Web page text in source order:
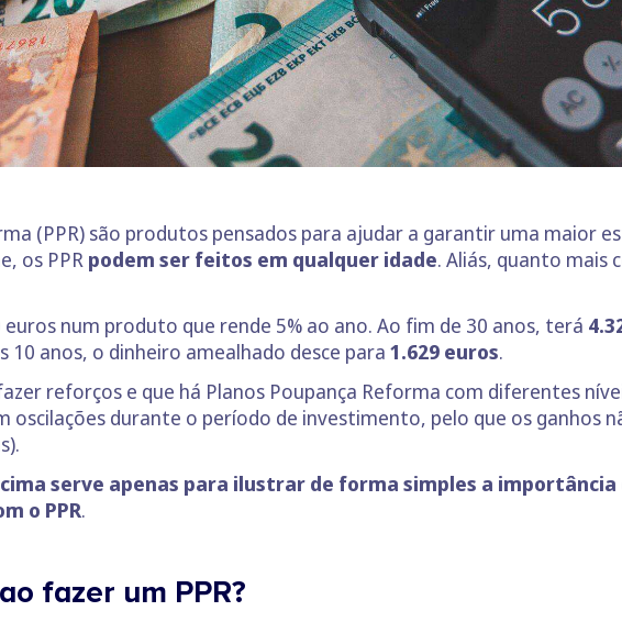
(PPR) são produtos pensados para ajudar a garantir uma maior
os PPR podem ser feitos em qualquer idade. Aliás, quanto mais
num produto que rende 5% ao ano. Ao fim de 30 anos, terá
anos, o dinheiro amealhado desce para 1.629 euros.
reforços e que há Planos Poupança Reforma com diferentes
oscilações durante o período de investimento, pelo que os ganhos
serve apenas para ilustrar de forma simples a
o PPR.
fazer um PPR?